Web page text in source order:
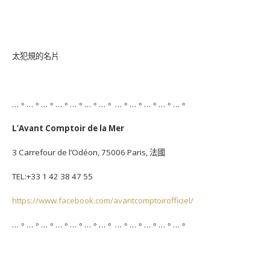
太犯規的名片
…。…。…。…。…。…。…。 …。…。…。…。…。
L’Avant Comptoir de la Mer
3 Carrefour de l’Odéon, 75006 Paris, 法國
TEL:+33 1 42 38 47 55
https://www.facebook.com/avantcomptoirofficiel/
…。…。…。…。…。…。…。 …。…。…。…。…。